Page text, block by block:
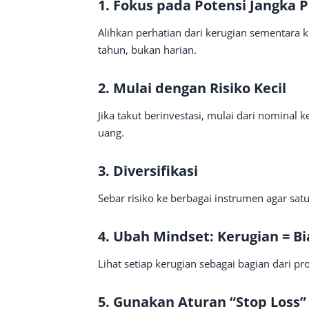
1. Fokus pada Potensi Jangka
Alihkan perhatian dari kerugian sementara
tahun, bukan harian.
2. Mulai dengan Risiko Kecil
Jika takut berinvestasi, mulai dari nominal
uang.
3. Diversifikasi
Sebar risiko ke berbagai instrumen agar
4. Ubah Mindset: Kerugian =
Lihat setiap kerugian sebagai bagian dari
5. Gunakan Aturan “Stop Loss”